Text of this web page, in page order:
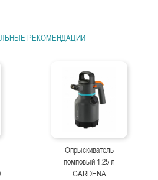
РЕКОМЕНДАЦИИ
Опрыскиватель
помповый 1,25 л
GARDENA